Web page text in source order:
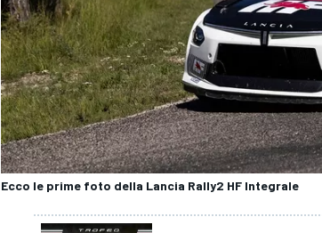
Ecco le prime foto della Lancia Rally2 HF Integrale